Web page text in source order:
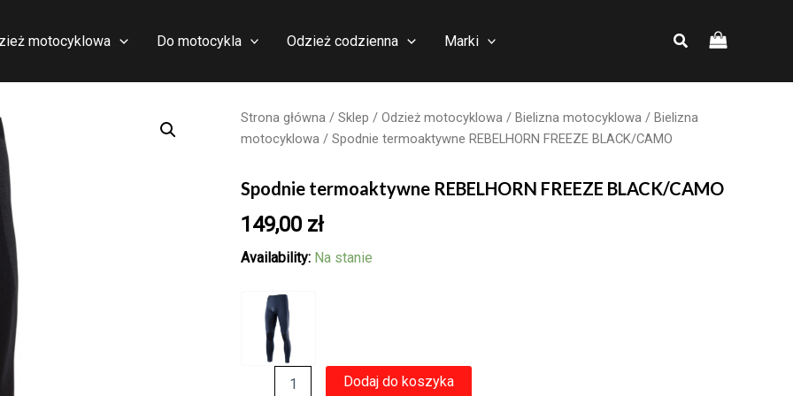
motocyklowa Do motocykla Odzież codzienna Marki
Strona główna / Sklep / Odzież motocyklowa / Bielizna motocyklowa / Bielizna
motocyklowa / Spodnie termoaktywne REBELHORN FREEZE BLACK/CAMO
Spodnie termoaktywne REBELHORN FREEZE BLACK/CAMO
149,00 zł
Availability: Na stanie
Dodaj do koszyka